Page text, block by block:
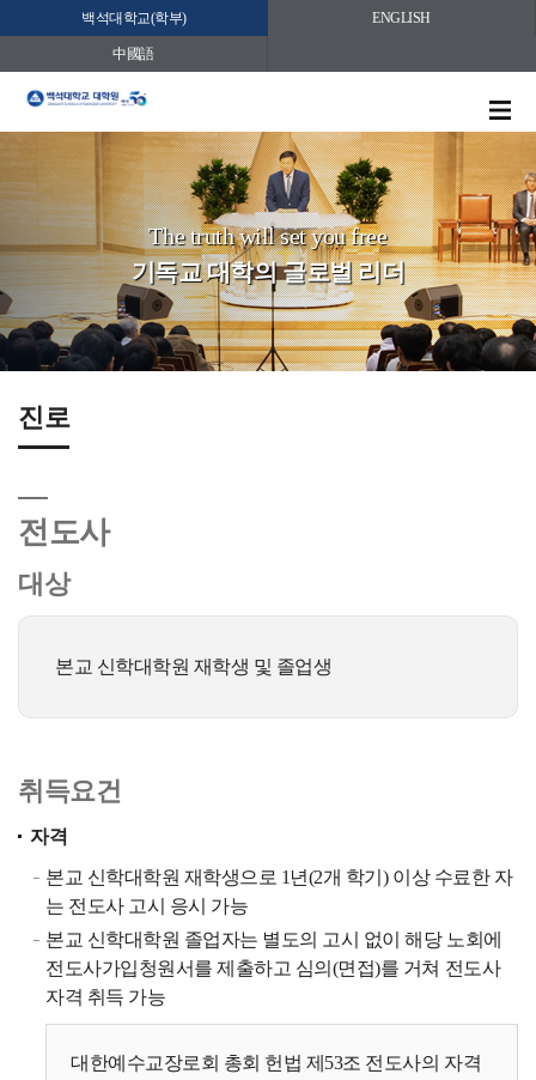
백석대학교(학부) ENGLISH
中國語
The truth will set you free
기독교 대학의 글로벌 리더
진로
전도사
대상
본교 신학대학원 재학생 및 졸업생
취득요건
자격
본교 신학대학원 재학생으로 1년(2개 학기) 이상 수료한 자
는 전도사 고시 응시 가능
본교 신학대학원 졸업자는 별도의 고시 없이 해당 노회에
전도사가입청원서를 제출하고 심의(면접)를 거쳐 전도사
자격 취득 가능
대한예수교장로회 총회 헌법 제53조 전도사의 자격